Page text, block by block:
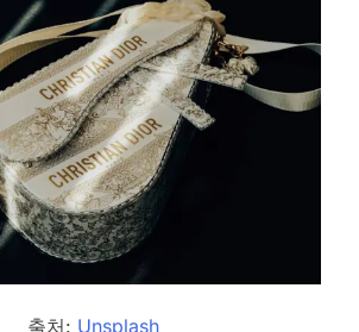
출처: Unsplash